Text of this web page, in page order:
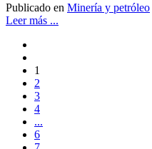
Publicado en Minería y petróleo
Leer más ...
1
2
3
4
...
6